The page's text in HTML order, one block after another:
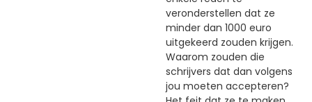
veronderstellen dat ze
minder dan 1000 euro
uitgekeerd zouden krijgen.
Waarom zouden die
schrijvers dat dan volgens
jou moeten accepteren?